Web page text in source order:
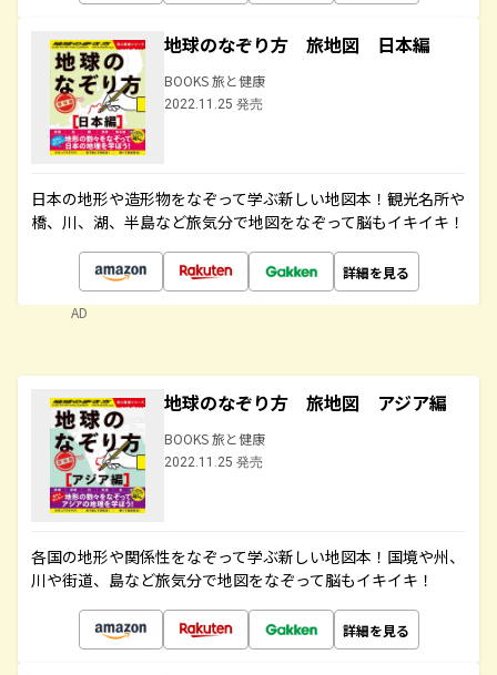
地球のなぞり方 旅地図 日本編
BOOKS 旅と健康
2022.11.25 発売
日本の地形や造形物をなぞって学ぶ新しい地図本！観光名所や
橋、川、湖、半島など旅気分で地図をなぞって脳もイキイキ！
詳細を見る
AD
地球のなぞり方 旅地図 アジア編
BOOKS 旅と健康
2022.11.25 発売
各国の地形や関係性をなぞって学ぶ新しい地図本！国境や州、
川や街道、島など旅気分で地図をなぞって脳もイキイキ！
詳細を見る